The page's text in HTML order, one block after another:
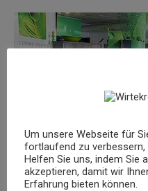
Um unsere Webseite für
fortlaufend zu verbessern,
Helfen Sie uns, indem Sie
akzeptieren, damit wir
Erfahrung bieten können.